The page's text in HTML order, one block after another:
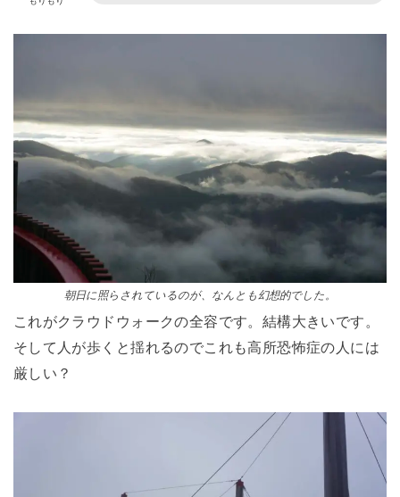
朝日に照らされているのが、なんとも幻想的でした。
これがクラウドウォークの全容です。結構大きいです。
そして人が歩くと揺れるのでこれも高所恐怖症の人には
厳しい？